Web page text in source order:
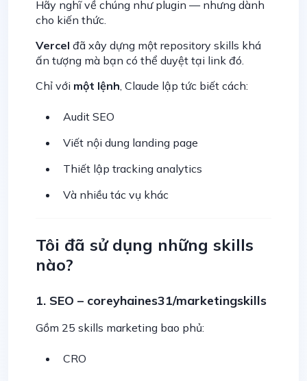
Hãy nghĩ về chúng như plugin — nhưng dành
cho kiến thức.
Vercel đã xây dựng một repository skills khá
ấn tượng mà bạn có thể duyệt tại link đó.
Chỉ với một lệnh , Claude lập tức biết cách:
Audit SEO
Viết nội dung landing page
Thiết lập tracking analytics
Và nhiều tác vụ khác
Tôi đã sử dụng những skills
nào?
1. SEO – coreyhaines31/marketingskills
Gồm 25 skills marketing bao phủ:
CRO